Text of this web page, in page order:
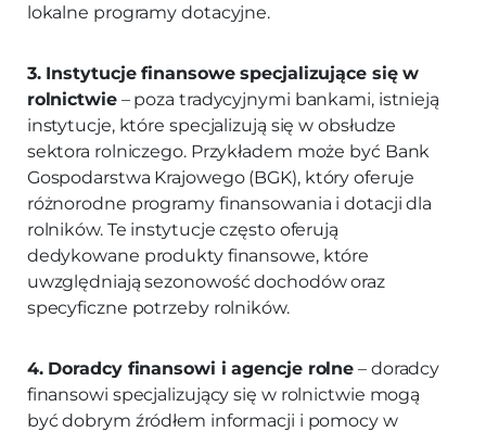
lokalne programy dotacyjne.
3. Instytucje finansowe specjalizujące się w
rolnictwie– poza tradycyjnymi bankami, istnieją
instytucje, które specjalizują się w obsłudze
sektora rolniczego. Przykładem może być Bank
Gospodarstwa Krajowego (BGK), który oferuje
różnorodne programy finansowania i dotacji dla
rolników. Te instytucje często oferują
dedykowane produkty finansowe, które
uwzględniają sezonowość dochodów oraz
specyficzne potrzeby rolników.
4. Doradcy finansowi i agencje rolne – doradcy
finansowi specjalizujący się w rolnictwie mogą
być dobrym źródłem informacji i pomocy w